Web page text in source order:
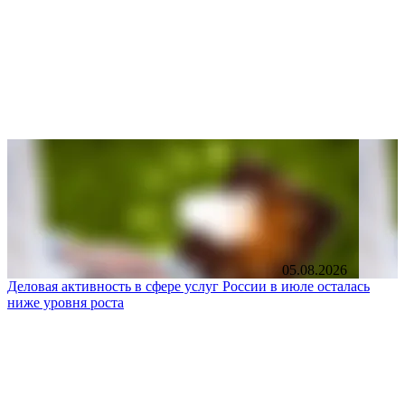
05.08.2026
Деловая активность в сфере услуг России в июле осталась
ниже уровня роста